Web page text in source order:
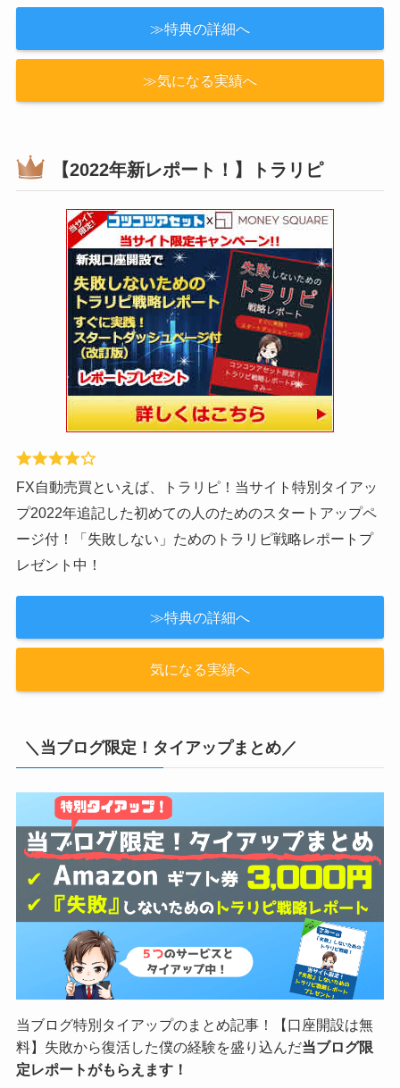
1000万円の資金で実戦中！2020年は140万円のプラス！
今なら当サイト限定で渾身の50ページの大作『失敗しな
いトライオートFXレポート』（レポート作成はかなり頑
張りました！）と「最大5万3000円」のキャッシュバッ
≫気になる実績へ
【2022年新レポート！】トラリピ
FX自動売買といえば、トラリピ！当サイト特別タイアッ
プ2022年追記した初めての人のためのスタートアップペ
ージ付！「失敗しない」ためのトラリピ戦略レポートプ
≫特典の詳細へ